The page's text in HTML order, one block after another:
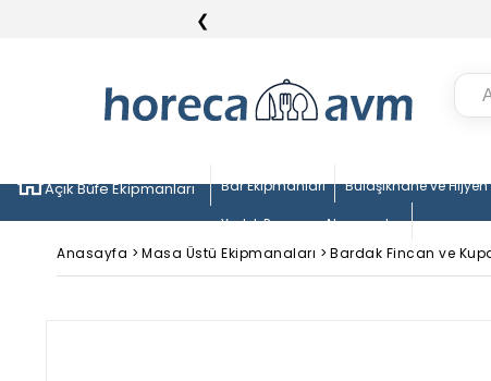
❮
Açık Büfe Ekipmanları Bar Ekipmanları Bulaşıkhane ve
Yedek Parça ve Aksesuarlar
Anasayfa > Masa Üstü Ekipmanaları > Bardak Fincan ve